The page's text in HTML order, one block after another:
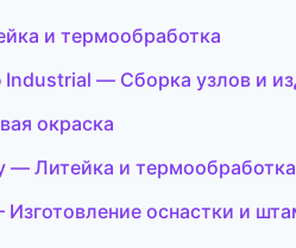
и термообработка
— Сборка узлов и
окраска
— Литейка и термообработка
оснастки и